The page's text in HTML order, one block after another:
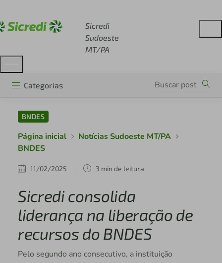
Sicredi
Sudoeste
MT/PA
Categorias
BNDES
Página inicial
Notícias Sudoeste MT/PA
BNDES
11/02/2025 3 min de leitura
Sicredi consolida
liderança na liberação de
recursos do BNDES
Pelo segundo ano consecutivo, a instituição